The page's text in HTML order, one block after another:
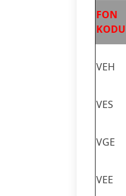
FON
KODU
VEH
VES
VGE
VEE